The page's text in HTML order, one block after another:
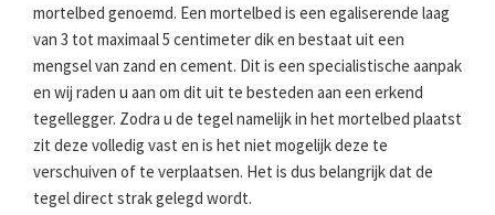
mortelbed genoemd. Een mortelbed is een egaliserende laag
van 3 tot maximaal 5 centimeter dik en bestaat uit een
mengsel van zand en cement. Dit is een specialistische aanpak
en wij raden u aan om dit uit te besteden aan een erkend
tegellegger. Zodra u de tegel namelijk in het mortelbed plaatst
zit deze volledig vast en is het niet mogelijk deze te
verschuiven of te verplaatsen. Het is dus belangrijk dat de
tegel direct strak gelegd wordt.